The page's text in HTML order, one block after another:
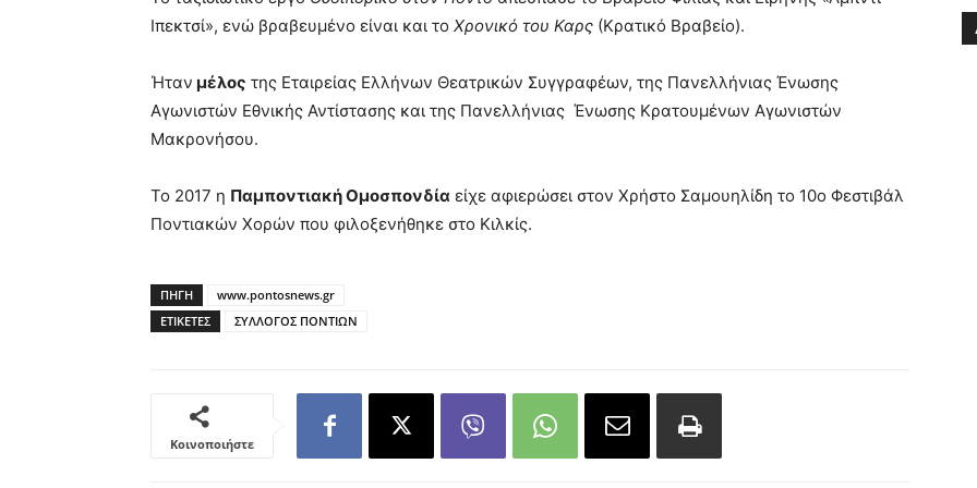
Ιπεκτσί», ενώ βραβευμένο είναι και το Χρονικό του Καρς (Κρατικό Βραβείο).
Ήταν μέλος της Εταιρείας Ελλήνων Θεατρικών Συγγραφέων, της Πανελλήνιας Ένωσης
Αγωνιστών Εθνικής Αντίστασης και της Πανελλήνιας Ένωσης Κρατουμένων Αγωνιστών
Μακρονήσου.
Το 2017 η Παμποντιακή Ομοσπονδία είχε αφιερώσει στον Χρήστο Σαμουηλίδη το 10ο Φεστιβάλ
Ποντιακών Χορών που φιλοξενήθηκε στο Κιλκίς.
ΠΗΓΗ
www.pontosnews.gr
ΕΤΙΚΕΤΕΣ
ΣΥΛΛΟΓΟΣ ΠΟΝΤΙΩΝ
Κοινοποιήστε